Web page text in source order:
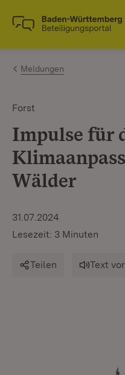
Zum Inhalt springen
Link zur Startseite
Meldungen
Forst
Impulse für
Wälder
31.07.2024
Lesezeit: 3 Minuten
Teilen Text